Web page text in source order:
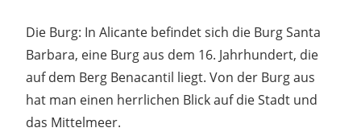
Die Burg: In Alicante befindet sich die Burg Santa
Barbara, eine Burg aus dem 16. Jahrhundert, die
auf dem Berg Benacantil liegt. Von der Burg aus
hat man einen herrlichen Blick auf die Stadt und
das Mittelmeer.